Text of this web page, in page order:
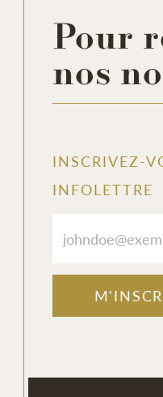
Pour
nos
INSCRIVEZ-
INFOLETTRE